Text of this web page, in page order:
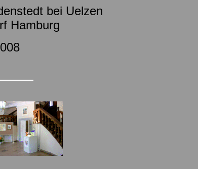
bei Uelzen
Hamburg